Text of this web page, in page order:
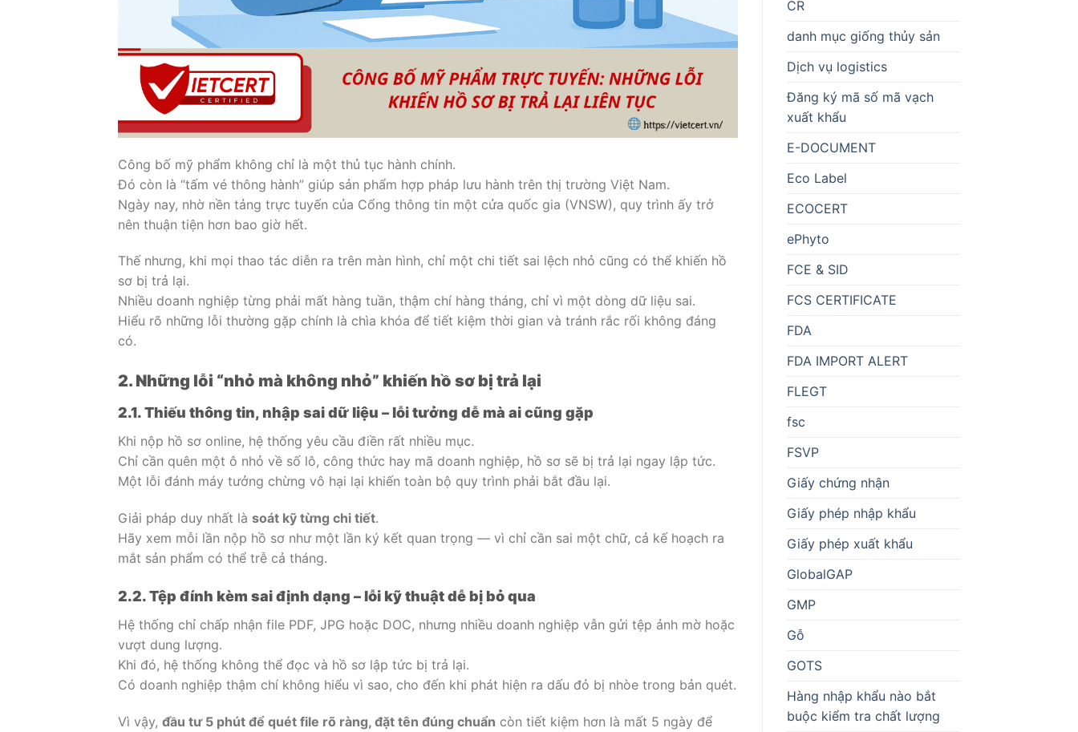
Công bố mỹ phẩm không chỉ là một thủ tục hành chính.
Đó còn là “tấm vé thông hành” giúp sản phẩm hợp pháp lưu hành trên thị trường Việt Nam.
Ngày nay, nhờ nền tảng trực tuyến của Cổng thông tin một cửa quốc gia (VNSW), quy trình ấy trở
nên thuận tiện hơn bao giờ hết.
Thế nhưng, khi mọi thao tác diễn ra trên màn hình, chỉ một chi tiết sai lệch nhỏ cũng có thể khiến hồ
sơ bị trả lại.
Nhiều doanh nghiệp từng phải mất hàng tuần, thậm chí hàng tháng, chỉ vì một dòng dữ liệu sai.
Hiểu rõ những lỗi thường gặp chính là chìa khóa để tiết kiệm thời gian và tránh rắc rối không đáng
có.
2. Những lỗi “nhỏ mà không nhỏ” khiến hồ sơ bị trả lại
2.1. Thiếu thông tin, nhập sai dữ liệu – lỗi tưởng dễ mà ai cũng gặp
Khi nộp hồ sơ online, hệ thống yêu cầu điền rất nhiều mục.
Chỉ cần quên một ô nhỏ về số lô, công thức hay mã doanh nghiệp, hồ sơ sẽ bị trả lại ngay lập tức.
Một lỗi đánh máy tưởng chừng vô hại lại khiến toàn bộ quy trình phải bắt đầu lại.
Giải pháp duy nhất là soát kỹ từng chi tiết.
Hãy xem mỗi lần nộp hồ sơ như một lần ký kết quan trọng — vì chỉ cần sai một chữ, cả kế hoạch ra
mắt sản phẩm có thể trễ cả tháng.
2.2. Tệp đính kèm sai định dạng – lỗi kỹ thuật dễ bị bỏ qua
Hệ thống chỉ chấp nhận file PDF, JPG hoặc DOC, nhưng nhiều doanh nghiệp vẫn gửi tệp ảnh mờ hoặc
vượt dung lượng.
Khi đó, hệ thống không thể đọc và hồ sơ lập tức bị trả lại.
Có doanh nghiệp thậm chí không hiểu vì sao, cho đến khi phát hiện ra dấu đỏ bị nhòe trong bản quét.
Vì vậy, đầu tư 5 phút để quét file rõ ràng, đặt tên đúng chuẩn còn tiết kiệm hơn là mất 5 ngày để
CR
danh mục giống thủy sản
Dịch vụ logistics
Đăng ký mã số mã vạch
xuất khẩu
E-DOCUMENT
Eco Label
ECOCERT
ePhyto
FCE & SID
FCS CERTIFICATE
FDA
FDA IMPORT ALERT
FLEGT
fsc
FSVP
Giấy chứng nhận
Giấy phép nhập khẩu
Giấy phép xuất khẩu
GlobalGAP
GMP
Gỗ
GOTS
Hàng nhập khẩu nào bắt
buộc kiểm tra chất lượng